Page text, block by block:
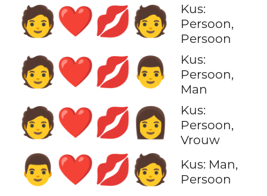
🧑‍❤️‍💋‍🧑
Kus:
Persoon,
Persoon
🧑‍❤️‍💋‍👨
Kus:
Persoon,
Man
🧑‍❤️‍💋‍👩
Kus:
Persoon,
Vrouw
👨‍❤️‍💋‍🧑
Kus: Man,
Persoon